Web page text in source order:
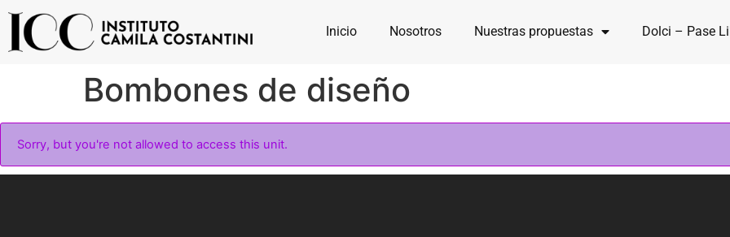
Inicio Nosotros Nuestras propuestas Dolci – Pase
Bombones de diseño
Sorry, but you're not allowed to access this unit.